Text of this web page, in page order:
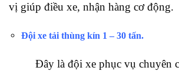
vị giúp điều xe, nhận hàng cơ động.
Đội xe tải thùng kín 1 – 30 tấn.
Đây là đội xe phục vụ chuyên